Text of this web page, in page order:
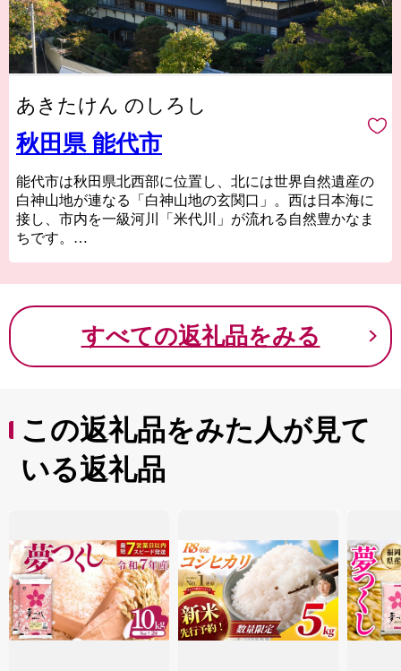
あきたけん のしろし
秋田県 能代市
能代市は秋田県北西部に位置し、北には世界自然遺産の
白神山地が連なる「白神山地の玄関口」。西は日本海に
接し、市内を一級河川「米代川」が流れる自然豊かなま
ちです。
夏祭りも盛んで、1万5000発の大輪の花を夜空に打ち上
げ、本格的な夏の始まりを告げる「能代の花火」、阿倍
比羅夫や坂上田村麻呂と蝦夷との戦いが起源とされ、
1000年以上の歴史がある「役七夕」、平成25年に1世紀の
ます。
皆様のお越しを心よりお待ちしております。
すべての返礼品をみる
この返礼品をみた人が見て
いる返礼品